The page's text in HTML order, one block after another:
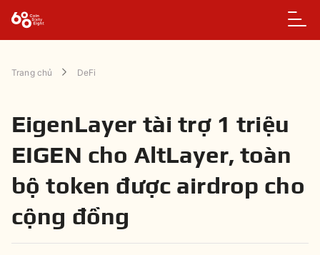
Trang chủ DeFi
EigenLayer tài trợ 1 triệu
EIGEN cho AltLayer, toàn
bộ token được airdrop cho
cộng đồng